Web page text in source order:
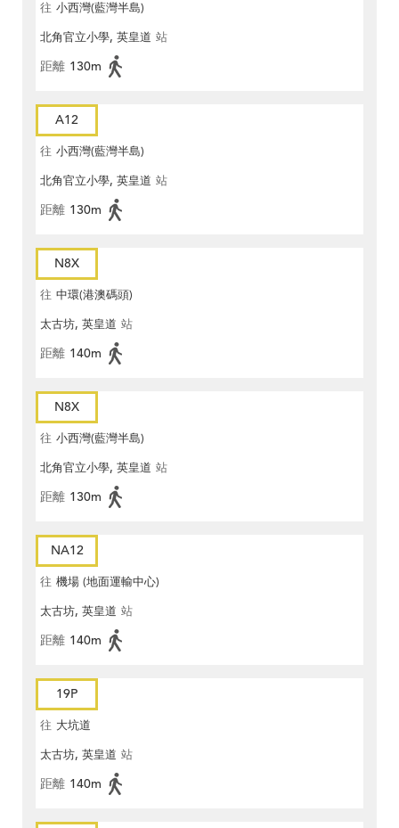
往 小西灣(藍灣半島)
北角官立小學, 英皇道 站
距離 130m
A12
往 小西灣(藍灣半島)
北角官立小學, 英皇道 站
距離 130m
N8X
往 中環(港澳碼頭)
太古坊, 英皇道 站
距離 140m
N8X
往 小西灣(藍灣半島)
北角官立小學, 英皇道 站
距離 130m
NA12
往 機場 (地面運輸中心)
太古坊, 英皇道 站
距離 140m
19P
往 大坑道
太古坊, 英皇道 站
距離 140m